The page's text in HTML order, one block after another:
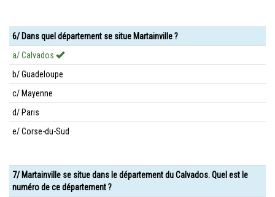
6/ Dans quel département se situe Martainville ?
a/ Calvados
b/ Guadeloupe
c/ Mayenne
d/ Paris
e/ Corse-du-Sud
7/ Martainville se situe dans le département du Calvados. Quel est le
numéro de ce département ?